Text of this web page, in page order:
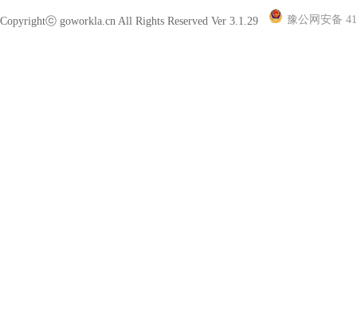
Copyrightⓒ goworkla.cn All Rights Reserved Ver 3.1.29 豫公网安备